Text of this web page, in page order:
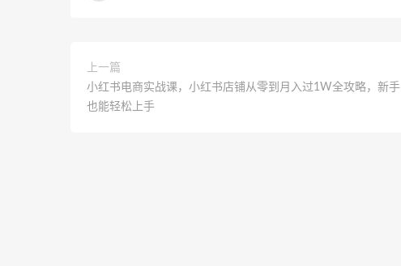
上一篇
小红书电商实战课，小红书店铺从零到月入过1W全攻略，新手
也能轻松上手